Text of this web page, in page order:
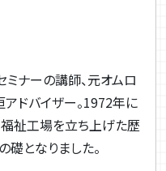
ナーの講師、元オムロ
ドバイザー。1972年に
福祉工場を立ち上げた歴
となりました。